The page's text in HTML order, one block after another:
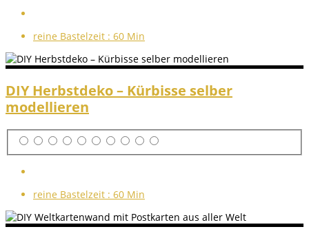
reine Bastelzeit : 60 Min
DIY Herbstdeko – Kürbisse selber
modellieren
reine Bastelzeit : 60 Min